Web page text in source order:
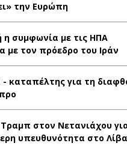
την Ευρώπη
η συμφωνία με τις ΗΠΑ
με τον πρόεδρο του Ιράν
- καταπέλτης για τη
στον Νετανιάχου
υπευθυνότητα στο